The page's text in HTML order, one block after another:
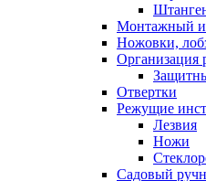
Монтажный
Ножовки,
Организация
Отвертки
Режущие
Лезвия
Ножи
Садовый